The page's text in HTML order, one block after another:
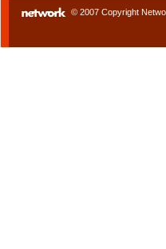
© 2007 Copyright